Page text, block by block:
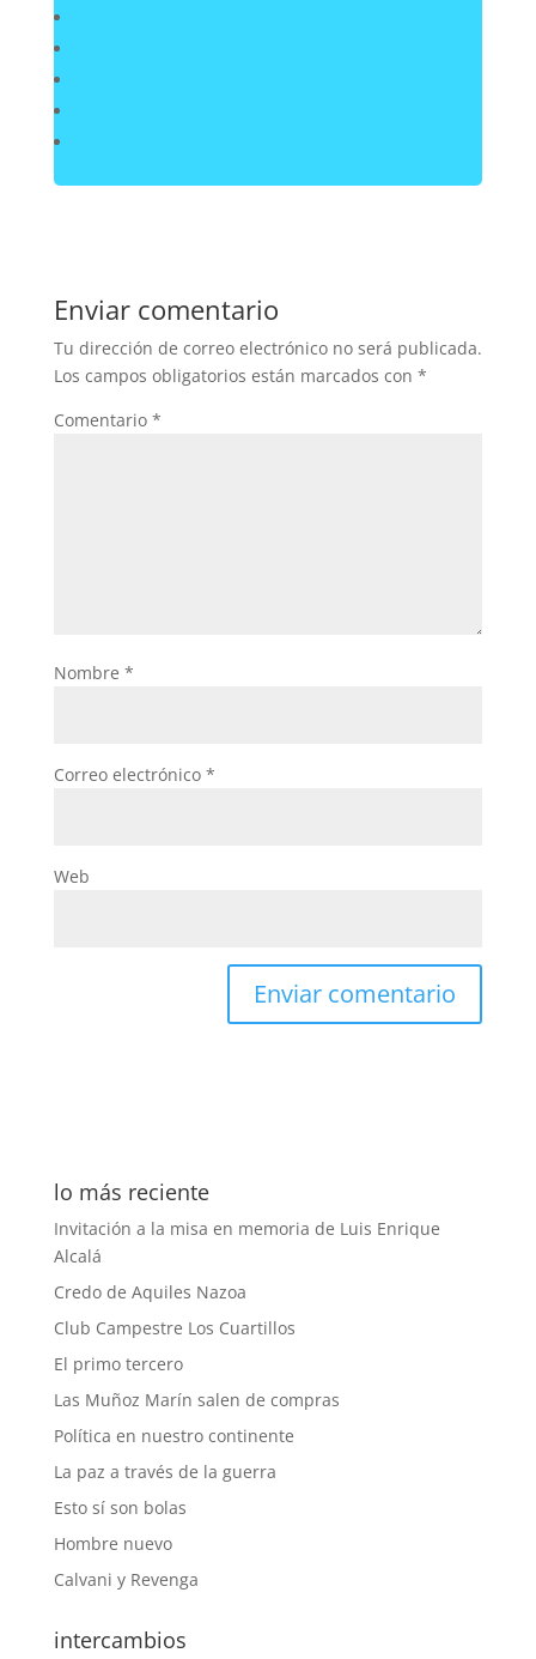
Enviar comentario
Tu dirección de correo electrónico no será publicada.
Los campos obligatorios están marcados con *
Comentario *
Nombre *
Correo electrónico *
Web
lo más reciente
Invitación a la misa en memoria de Luis Enrique
Alcalá
Credo de Aquiles Nazoa
Club Campestre Los Cuartillos
El primo tercero
Las Muñoz Marín salen de compras
Política en nuestro continente
La paz a través de la guerra
Esto sí son bolas
Hombre nuevo
Calvani y Revenga
intercambios